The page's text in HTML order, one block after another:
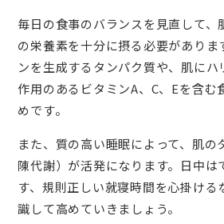
毎日の食事のバランスを見直して、
の栄養素を十分に摂る必要がありま
ンを生成するタンパク質や、肌にハ
作用のあるビタミンA、C、Eを含む
めです。
また、質の高い睡眠によって、肌の
陳代謝）が活発になります。日中は
す、規則正しい就寝時間を心掛ける
識して高めていきましょう。